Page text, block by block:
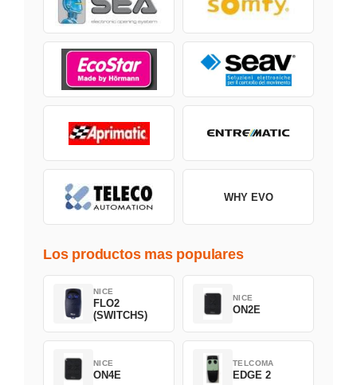
WHY EVO
Los productos mas populares
NICE
FLO2
(SWITCHS)
NICE
ON2E
NICE
ON4E
TELCOMA
EDGE 2